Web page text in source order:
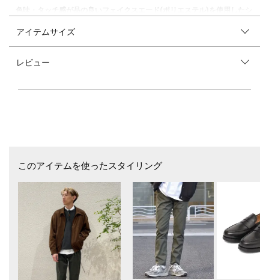
ル)を使用。
ても窮屈感のない着用感に。
ルーズなデニムやワイドスラックスなど、ボリューム感のあるボトムスと
合わせれば旬なバランスのスタイリングが完成します。
----------------------------
光沢感：無
生地の厚み：普通
伸縮性：無
水洗い：不可
アイテムサイズ
レビュー
このアイテムを使ったスタイリング